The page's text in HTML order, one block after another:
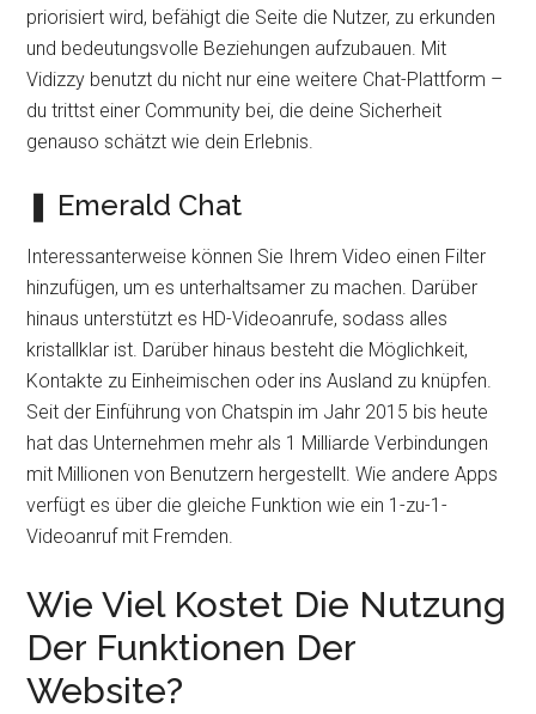
priorisiert wird, befähigt die Seite die Nutzer, zu erkunden
und bedeutungsvolle Beziehungen aufzubauen. Mit
Vidizzy benutzt du nicht nur eine weitere Chat-Plattform –
du trittst einer Community bei, die deine Sicherheit
genauso schätzt wie dein Erlebnis.
❚ Emerald Chat
Interessanterweise können Sie Ihrem Video einen Filter
hinzufügen, um es unterhaltsamer zu machen. Darüber
hinaus unterstützt es HD-Videoanrufe, sodass alles
kristallklar ist. Darüber hinaus besteht die Möglichkeit,
Kontakte zu Einheimischen oder ins Ausland zu knüpfen.
Seit der Einführung von Chatspin im Jahr 2015 bis heute
hat das Unternehmen mehr als 1 Milliarde Verbindungen
mit Millionen von Benutzern hergestellt. Wie andere Apps
verfügt es über die gleiche Funktion wie ein 1-zu-1-
Videoanruf mit Fremden.
Wie Viel Kostet Die Nutzung
Der Funktionen Der
Website?